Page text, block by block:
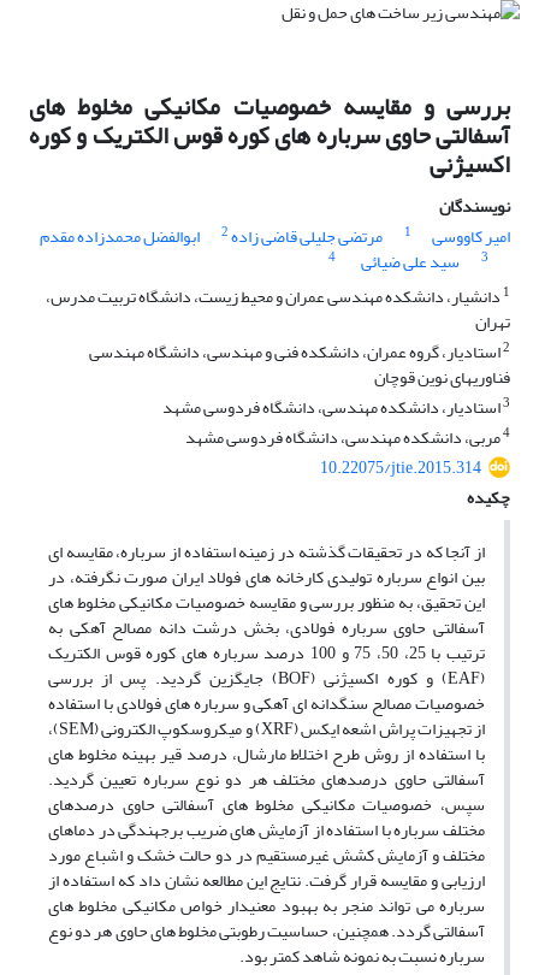
بررسی و مقایسه خصوصیات مکانیکی مخلوط‏ های
آسفالتی حاوی سرباره ‏های کوره قوس الکتریک و کوره
اکسیژنی
نویسندگان
امیر کاووسی
1 مرتضی جلیلی قاضی زاده2 ابوالفضل محمدزاده مقدم
3 سید علی ضیائی
4
1 دانشیار، دانشکده مهندسی عمران و محیط زیست، دانشگاه تربیت مدرس،
تهران
2استادیار، گروه عمران، دانشکده فنی و مهندسی، دانشگاه مهندسی
فناوری‏های نوین قوچان
3استادیار، دانشکده مهندسی، دانشگاه فردوسی مشهد
4مربی، دانشکده مهندسی، دانشگاه فردوسی مشهد
10.22075/jtie.2015.314
چکیده
از آنجا که در تحقیقات گذشته در زمینه استفاده از سرباره، مقایسه­ ای
بین انواع سرباره تولیدی کارخانه­ های فولاد ایران صورت نگرفته، در
این تحقیق، به منظور بررسی و مقایسه خصوصیات مکانیکی مخلوط­ های
آسفالتی حاوی سرباره فولادی، بخش درشت­ دانه مصالح آهکی به
ترتیب با 25، 50، 75 و 100 درصد سرباره­ های کوره قوس الکتریک
(EAF) و کوره اکسیژنی (BOF) جایگزین گردید. پس از بررسی
خصوصیات مصالح سنگ‏دانه ­ای آهکی و سرباره­ های فولادی با استفاده
از تجهیزات پراش اشعه ایکس (XRF) و میکروسکوپ الکترونی (SEM)،
با استفاده از روش طرح اختلاط مارشال، درصد قیر بهینه مخلوط­ های
آسفالتی حاوی درصدهای مختلف هر دو نوع سرباره تعیین گردید.
سپس، خصوصیات مکانیکی مخلوط­ های آسفالتی حاوی درصدهای
مختلف سرباره با استفاده از آزمایش ­های ضریب برجهندگی در دماهای
مختلف و آزمایش کشش غیرمستقیم در دو حالت خشک و اشباع مورد
ارزیابی و مقایسه قرار گرفت. نتایج این مطالعه نشان داد که استفاده از
سرباره می ­تواند منجر به بهبود معنی­دار خواص مکانیکی مخلوط­ های
آسفالتی گردد. همچنین، حساسیت رطوبتی مخلوط ­های حاوی هر دو نوع
سرباره نسبت به نمونه شاهد کمتر بود.